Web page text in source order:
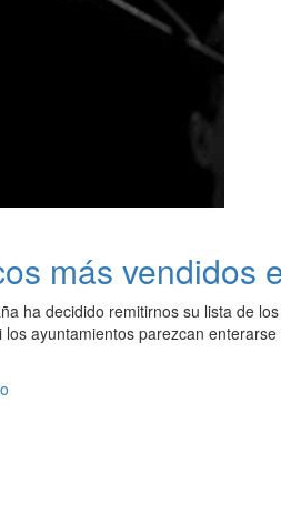
más vendidos
ha decidido remitirnos su lista de
los ayuntamientos parezcan